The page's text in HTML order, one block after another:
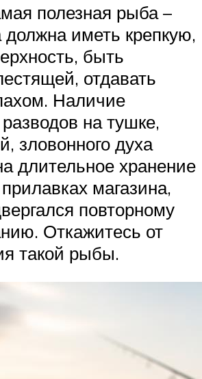
полезная рыба –
иметь крепкую,
быть
отдавать
Наличие
на тушке,
зловонного духа
длительное хранение
магазина,
повторному
Откажитесь от
такой рыбы.